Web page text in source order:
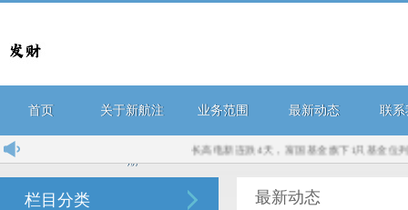
首页 关于新航注
册
业务范围 最新动态 联系
长高电新连跌4天，富国基金旗下1只基金位列前
栏目分类 最新动态